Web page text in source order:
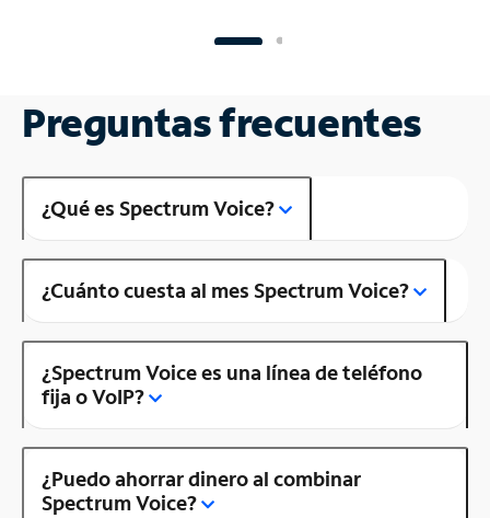
Preguntas frecuentes
¿Qué es Spectrum Voice?
¿Cuánto cuesta al mes Spectrum Voice?
¿Spectrum Voice es una línea de teléfono
fija o VoIP?
¿Puedo ahorrar dinero al combinar
Spectrum Voice?